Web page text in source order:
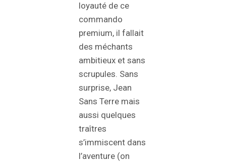
loyauté de ce
commando
premium, il fallait
des méchants
ambitieux et sans
scrupules. Sans
surprise, Jean
Sans Terre mais
aussi quelques
traîtres
s’immiscent dans
l’aventure (on